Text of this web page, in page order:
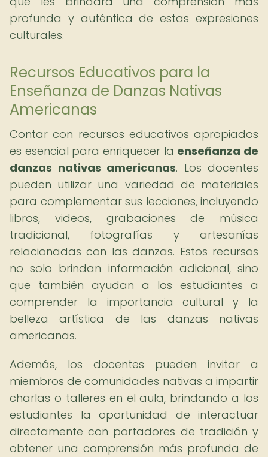
profunda y auténtica de estas expresiones
culturales.
Recursos Educativos para la
Enseñanza de Danzas Nativas
Americanas
Contar con recursos educativos apropiados
es esencial para enriquecer la enseñanza de
danzas nativas americanas. Los docentes
pueden utilizar una variedad de materiales
para complementar sus lecciones, incluyendo
libros, videos, grabaciones de música
tradicional, fotografías y artesanías
relacionadas con las danzas. Estos recursos
no solo brindan información adicional, sino
que también ayudan a los estudiantes a
comprender la importancia cultural y la
belleza artística de las danzas nativas
americanas.
Además, los docentes pueden invitar a
miembros de comunidades nativas a impartir
charlas o talleres en el aula, brindando a los
estudiantes la oportunidad de interactuar
directamente con portadores de tradición y
obtener una comprensión más profunda de